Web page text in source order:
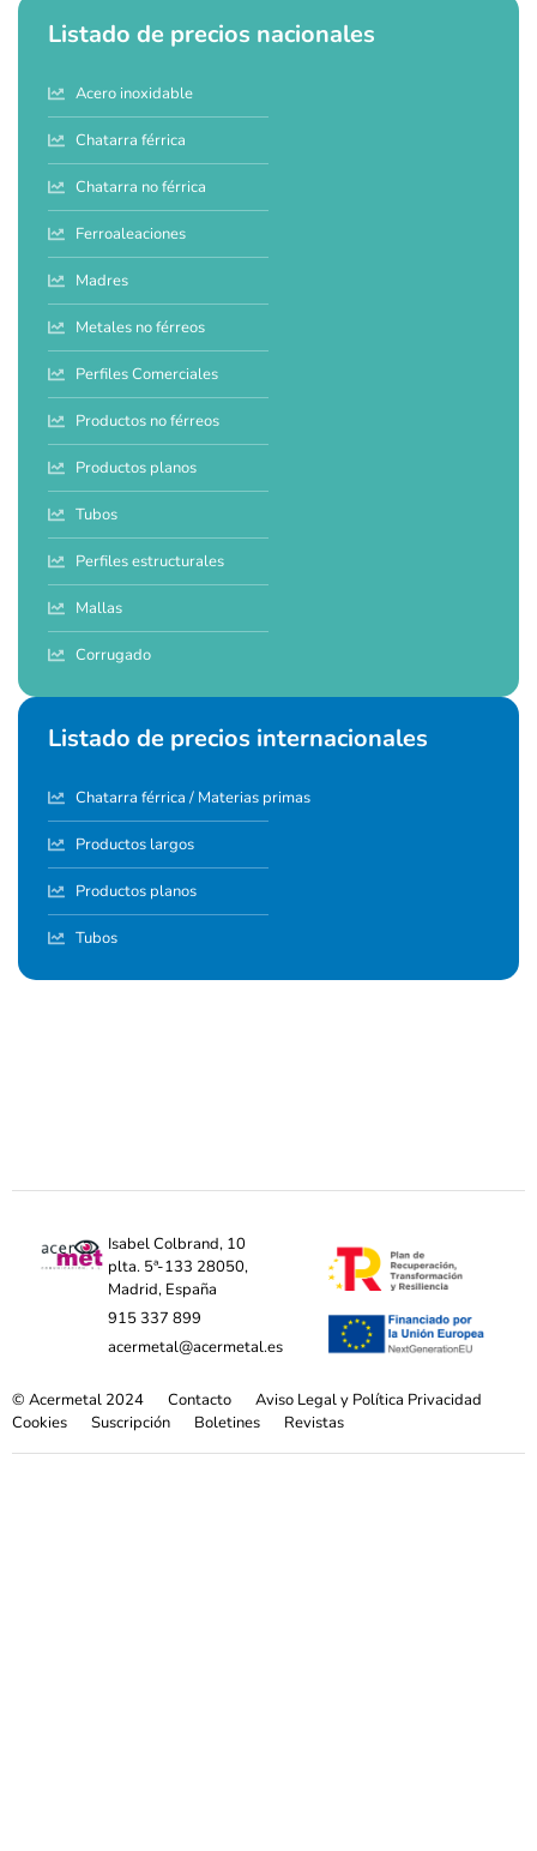
Listado de precios nacionales
Acero inoxidable
Chatarra férrica
Chatarra no férrica
Ferroaleaciones
Madres
Metales no férreos
Perfiles Comerciales
Productos no férreos
Productos planos
Tubos
Perfiles estructurales
Mallas
Corrugado
Listado de precios internacionales
Chatarra férrica / Materias primas
Productos largos
Productos planos
Tubos
Isabel Colbrand, 10
plta. 5ª-133 28050,
Madrid, España
915 337 899
acermetal@acermetal.es
© Acermetal 2024 Contacto
Aviso Legal y Política Privacidad
Cookies
Suscripción Boletines Revistas